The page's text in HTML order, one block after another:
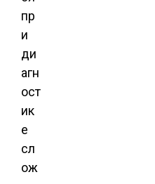
пр
и
ди
агн
ост
ик
е
сл
ож